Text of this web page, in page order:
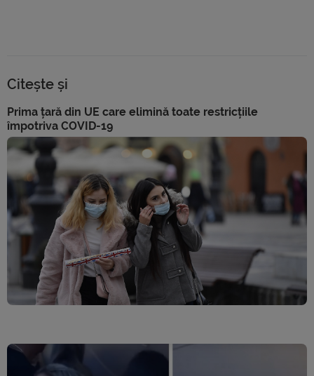
Citește și
Prima țară din UE care elimină toate restricțiile
împotriva COVID-19